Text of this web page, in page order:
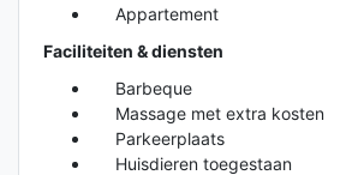
Appartement
Faciliteiten & diensten
Barbeque
Massage met extra kosten
Parkeerplaats
Huisdieren toegestaan